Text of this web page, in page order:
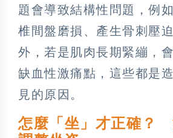
題會導致結構性問題，例
椎間盤磨損、產生骨刺壓
外，若是肌肉長期緊繃，
缺血性激痛點，這些都是
見的原因。
怎麼「坐」才正確？